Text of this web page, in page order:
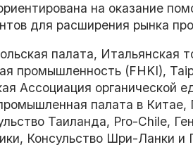
на оказание
для расширения рынка
палата, Итальянская
промышленность (FHKI),
Ассоциация органической
палата в Китае,
Таиланда, Pro-Chile,
Консульство Шри-Ланки и